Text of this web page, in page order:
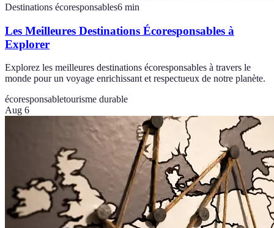
Destinations écoresponsables6 min
Les Meilleures Destinations Écoresponsables à
Explorer
Explorez les meilleures destinations écoresponsables à travers le
monde pour un voyage enrichissant et respectueux de notre planète.
écoresponsabletourisme durable
Aug 6